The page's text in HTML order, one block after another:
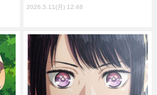
2026.5.11(月) 12:48